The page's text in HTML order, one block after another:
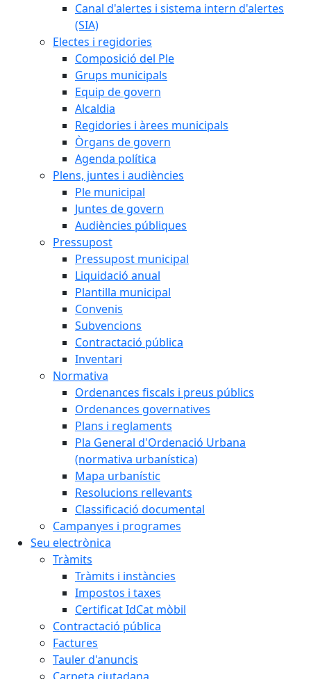
Canal d'alertes i sistema intern d'alertes
(SIA)
Electes i regidories
Composició del Ple
Grups municipals
Equip de govern
Alcaldia
Regidories i àrees municipals
Òrgans de govern
Agenda política
Plens, juntes i audiències
Ple municipal
Juntes de govern
Audiències públiques
Pressupost
Pressupost municipal
Liquidació anual
Plantilla municipal
Convenis
Subvencions
Contractació pública
Inventari
Normativa
Ordenances fiscals i preus públics
Ordenances governatives
Plans i reglaments
Pla General d'Ordenació Urbana
(normativa urbanística)
Mapa urbanístic
Resolucions rellevants
Classificació documental
Campanyes i programes
Seu electrònica
Tràmits
Tràmits i instàncies
Impostos i taxes
Certificat IdCat mòbil
Contractació pública
Factures
Tauler d'anuncis